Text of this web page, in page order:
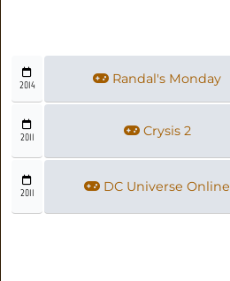
2014 Randal's Monday
2011 Crysis 2
2011 DC Universe Online